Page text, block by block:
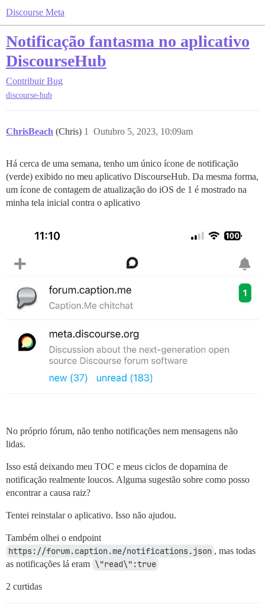
Discourse Meta
Notificação fantasma no aplicativo
DiscourseHub
Contribuir Bug
discourse-hub
ChrisBeach (Chris) Outubro 5, 2023, 10:09am
1
Há cerca de uma semana, tenho um único ícone de notificação
(verde) exibido no meu aplicativo DiscourseHub. Da mesma forma,
um ícone de contagem de atualização do iOS de 1 é mostrado na
minha tela inicial contra o aplicativo
No próprio fórum, não tenho notificações nem mensagens não
lidas.
Isso está deixando meu TOC e meus ciclos de dopamina de
notificação realmente loucos. Alguma sugestão sobre como posso
encontrar a causa raiz?
Tentei reinstalar o aplicativo. Isso não ajudou.
Também olhei o endpoint
https://forum.caption.me/notifications.json , mas todas
as notificações lá eram \"read\":true
2 curtidas